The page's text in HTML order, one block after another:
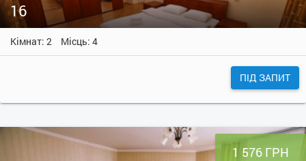
16
Кімнат: 2 Місць: 4
ПІД ЗАПИТ
1 576 ГРН